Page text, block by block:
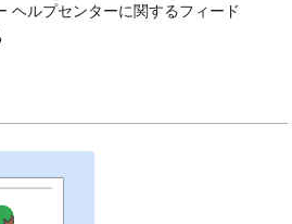
ヘルプセンターに関するフィード